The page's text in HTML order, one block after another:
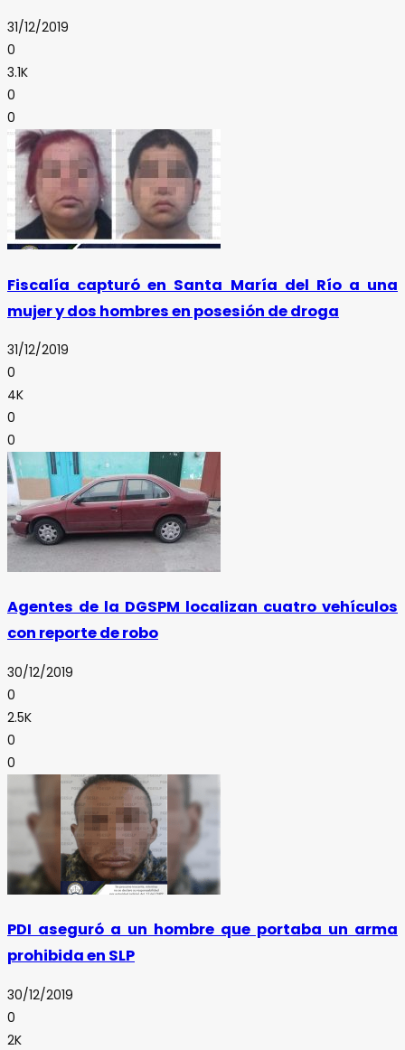
31/12/2019
0
3.1K
0
0
Fiscalía capturó en Santa María del Río a una
mujer y dos hombres en posesión de droga
31/12/2019
0
4K
0
0
Agentes de la DGSPM localizan cuatro vehículos
con reporte de robo
30/12/2019
0
2.5K
0
0
PDI aseguró a un hombre que portaba un arma
prohibida en SLP
30/12/2019
0
2K